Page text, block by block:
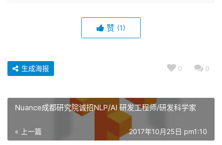
赞 (1)
0 0
生成海报
Nuance成都研究院诚招NLP/AI 研发工程师/研发科学家
« 上一篇 2017年10月25日 pm1:10